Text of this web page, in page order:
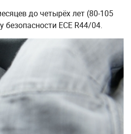
до четырёх лет (80-105
безопасности ECE R44/04.